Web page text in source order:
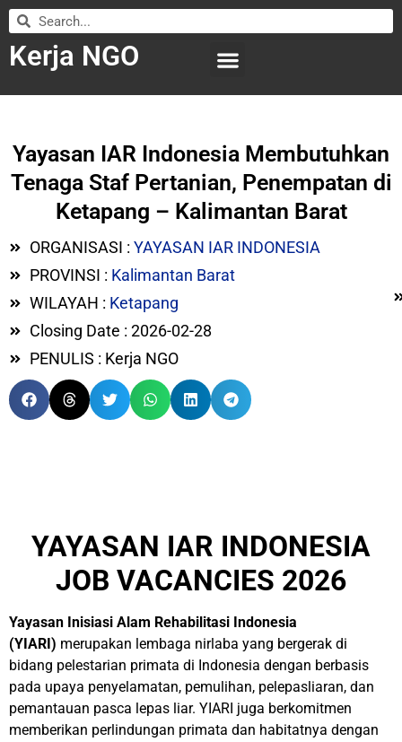
Kerja NGO
Yayasan IAR Indonesia Membutuhkan
Tenaga Staf Pertanian, Penempatan di
Ketapang – Kalimantan Barat
ORGANISASI : YAYASAN IAR INDONESIA
PROVINSI : Kalimantan Barat
WILAYAH : Ketapang
Closing Date : 2026-02-28
PENULIS : Kerja NGO
YAYASAN IAR INDONESIA
JOB VACANCIES 2026
Yayasan Inisiasi Alam Rehabilitasi Indonesia
(YIARI) merupakan lembaga nirlaba yang bergerak di
bidang pelestarian primata di Indonesia dengan berbasis
pada upaya penyelamatan, pemulihan, pelepasliaran, dan
pemantauan pasca lepas liar. YIARI juga berkomitmen
memberikan perlindungan primata dan habitatnya dengan